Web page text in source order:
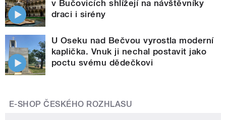
v Bučovicích shlížejí na návštěvníky
draci i sirény
U Oseku nad Bečvou vyrostla moderní
kaplička. Vnuk ji nechal postavit jako
poctu svému dědečkovi
E-SHOP ČESKÉHO ROZHLASU